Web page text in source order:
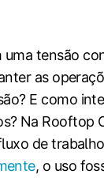
tensão
as
E como
Na Rooftop
de
, o uso